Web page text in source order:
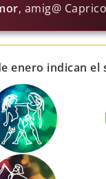
, amig@
enero indican